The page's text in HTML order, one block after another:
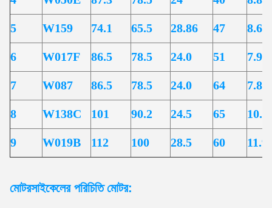
5 W159 74.1 65.5 28.86 47 8.60
6 W017F 86.5 78.5 24.0 51 7.90
7 W087 86.5 78.5 24.0 64 7.80
8 W138C 101 90.2 24.5 65 10.8
9 W019B 112 100 28.5 60
মোটরসাইকেলের পরিচিতি মোটর: